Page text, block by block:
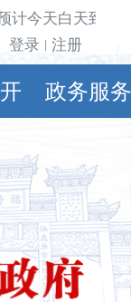
计今天白天到
登录 注册
政务服务